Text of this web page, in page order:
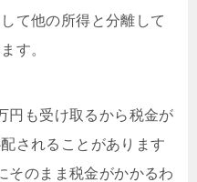
て他の所得と分離して
す。
円も受け取るから税金が
されることがあります
そのまま税金がかかるわ